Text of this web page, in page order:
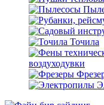
Точила
воздуходувки